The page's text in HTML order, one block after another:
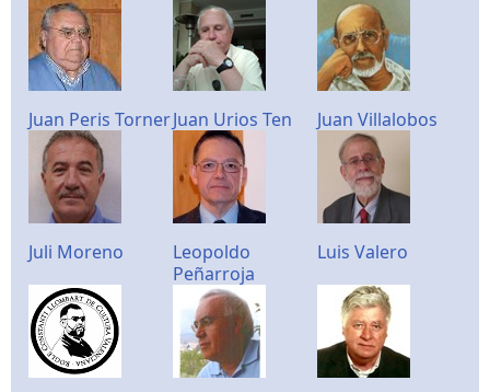
Juan Peris TornerJuan Urios Ten Juan Villalobos
Juli Moreno
Leopoldo
Peñarroja
Luis Valero